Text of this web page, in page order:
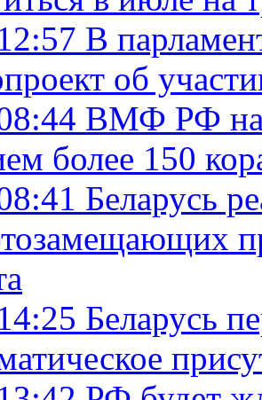
В
об
ВМФ РФ
более 150
Беларусь
Беларусь